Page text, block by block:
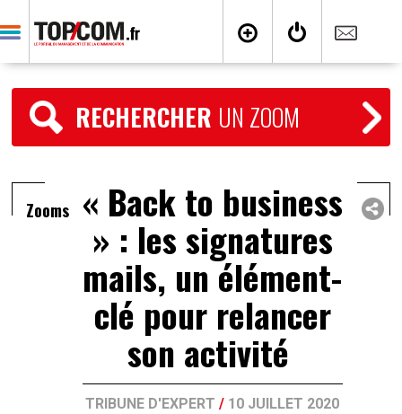
RECHERCHER UN ZOOM
Zooms « Back to business
» : les signatures
mails, un élément-
clé pour relancer
son activité
TRIBUNE D'EXPERT / 10 JUILLET 2020